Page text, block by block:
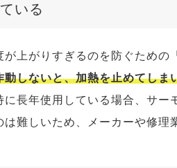
いる
上がりすぎるのを防ぐための
しないと、加熱を止めてし
に長年使用している場合、サー
難しいため、メーカーや修理